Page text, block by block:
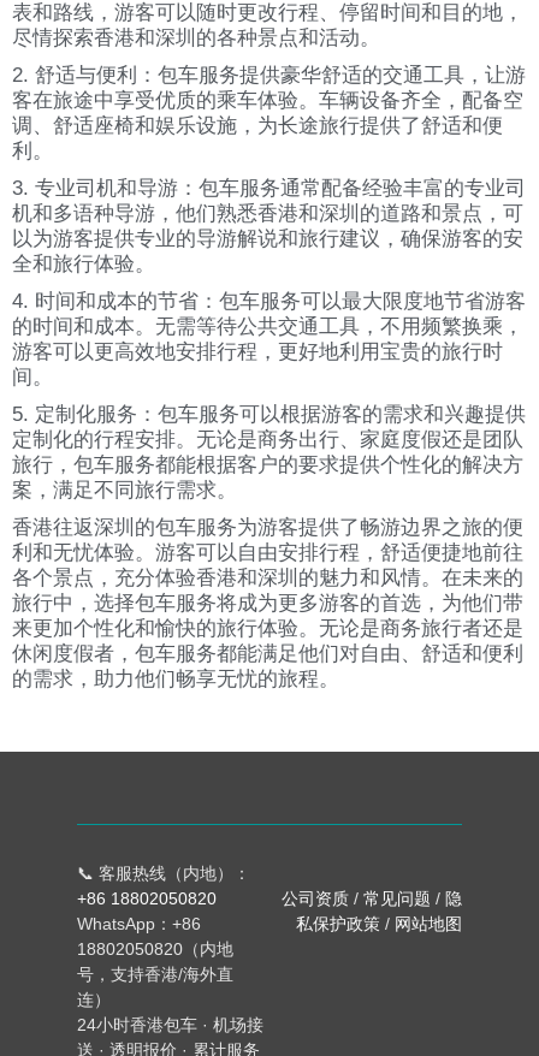
表和路线，游客可以随时更改行程、停留时间和目的地，
尽情探索香港和深圳的各种景点和活动。
2. 舒适与便利：包车服务提供豪华舒适的交通工具，让游
客在旅途中享受优质的乘车体验。车辆设备齐全，配备空
调、舒适座椅和娱乐设施，为长途旅行提供了舒适和便
利。
3. 专业司机和导游：包车服务通常配备经验丰富的专业司
机和多语种导游，他们熟悉香港和深圳的道路和景点，可
以为游客提供专业的导游解说和旅行建议，确保游客的安
全和旅行体验。
4. 时间和成本的节省：包车服务可以最大限度地节省游客
的时间和成本。无需等待公共交通工具，不用频繁换乘，
游客可以更高效地安排行程，更好地利用宝贵的旅行时
间。
5. 定制化服务：包车服务可以根据游客的需求和兴趣提供
定制化的行程安排。无论是商务出行、家庭度假还是团队
旅行，包车服务都能根据客户的要求提供个性化的解决方
案，满足不同旅行需求。
香港往返深圳的包车服务为游客提供了畅游边界之旅的便
利和无忧体验。游客可以自由安排行程，舒适便捷地前往
各个景点，充分体验香港和深圳的魅力和风情。在未来的
旅行中，选择包车服务将成为更多游客的首选，为他们带
来更加个性化和愉快的旅行体验。无论是商务旅行者还是
休闲度假者，包车服务都能满足他们对自由、舒适和便利
的需求，助力他们畅享无忧的旅程。
📞 客服热线（内地）：
+86 18802050820
WhatsApp：+86
18802050820（内地
号，支持香港/海外直
连）
24小时香港包车 · 机场接
送 · 透明报价 · 累计服务
公司资质 / 常见问题 / 隐
私保护政策 / 网站地图